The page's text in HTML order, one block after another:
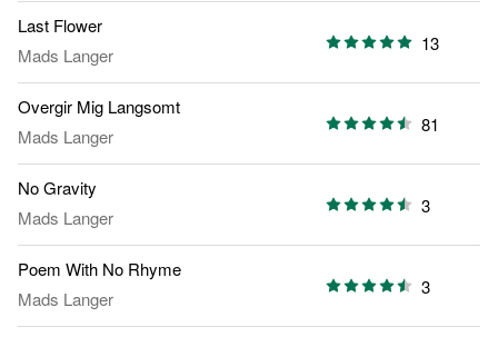
Last Flower
Mads Langer
13
Overgir Mig Langsomt
Mads Langer
81
No Gravity
Mads Langer
3
Poem With No Rhyme
Mads Langer
3